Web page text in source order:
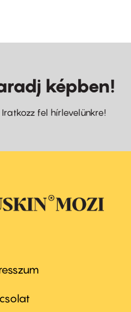
képben!
Iratkozz fel hírlevelünkre!